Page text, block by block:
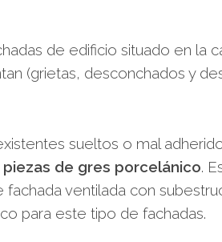
de edificio situado en la
(grietas, desconchados y
sueltos o mal
de gres porcelánico.
ventilada con
para este tipo de fachadas.